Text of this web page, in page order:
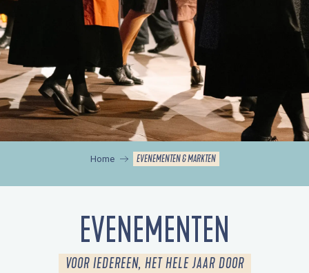
Home EVENEMENTEN & MARKTEN
EVENEMENTEN
VOOR IEDEREEN, HET HELE JAAR DOOR